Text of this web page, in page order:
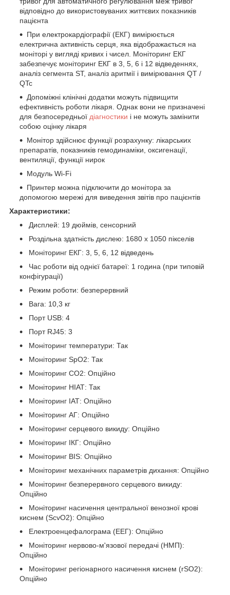
відповідно до використовуваних життєвих показників
пацієнта
При електрокардіографії (ЕКГ) вимірюється
електрична активність серця, яка відображається на
моніторі у вигляді кривих і чисел. Моніторинг ЕКГ
забезпечує моніторинг ЕКГ в 3, 5, 6 і 12 відведеннях,
аналіз сегмента ST, аналіз аритмії і вимірювання QT /
QTc
Допоміжні клінічні додатки можуть підвищити
ефективність роботи лікаря. Однак вони не призначені
для безпосередньої діагностики і не можуть замінити
собою оцінку лікаря
Монітор здійснює функції розрахунку: лікарських
препаратів, показників гемодинаміки, оксигенації,
вентиляції, функції нирок
Модуль Wi-Fi
Принтер можна підключити до монітора за
допомогою мережі для виведення звітів про пацієнтів
Характеристики:
Дисплей: 19 дюймів, сенсорний
Роздільна здатність дислею: 1680 x 1050 пікселів
Моніторинг ЕКГ: 3, 5, 6, 12 відведень
Час роботи від однієї батареї: 1 година (при типовій
конфігурації)
Режим роботи: безперервний
Вага: 10,3 кг
Порт USB: 4
Порт RJ45: 3
Моніторинг температури: Так
Моніторинг SpO2: Так
Моніторинг СO2: Опційно
Моніторинг НІАТ: Так
Моніторинг ІАТ: Опційно
Моніторинг АГ: Опційно
Моніторинг серцевого викиду: Опційно
Моніторинг ІКГ: Опційно
Моніторинг BIS: Опційно
Моніторинг механічних параметрів дихання: Опційно
Моніторинг безперервного серцевого викиду:
Опційно
Моніторинг насичення центральної венозної крові
киснем (ScvO2): Опційно
Електроенцефалограма (ЕЕГ): Опційно
Моніторинг нервово-м'язової передачі (НМП):
Опційно
Моніторинг регіонарного насичення киснем (rSO2):
Опційно